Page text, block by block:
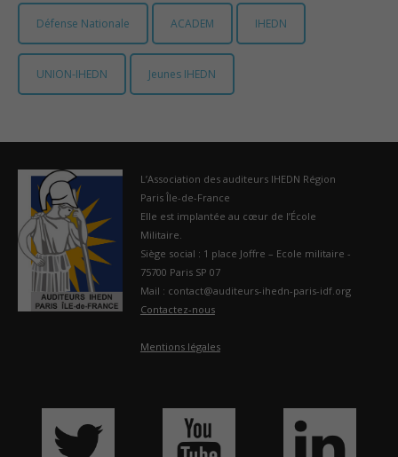
Défense Nationale ACADEM IHEDN
UNION-IHEDN Jeunes IHEDN
L’Association des auditeurs IHEDN Région
Paris Île-de-France
Elle est implantée au cœur de l’École
Militaire.
Siège social : 1 place Joffre – Ecole militaire -
75700 Paris SP 07
Mail : contact@auditeurs-ihedn-paris-idf.org
Contactez-nous
Mentions légales